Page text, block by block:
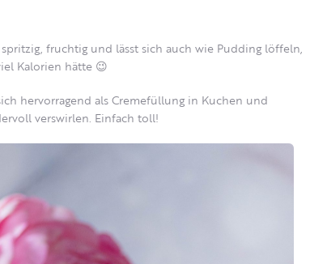
fruchtig und lässt sich auch wie Pudding löffeln,
Kalorien hätte 😉
hervorragend als Cremefüllung in Kuchen und
verswirlen. Einfach toll!